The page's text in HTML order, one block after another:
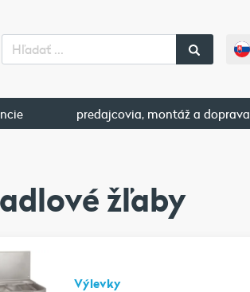
predajcovia, montáž a doprava
žľaby
Výlevky